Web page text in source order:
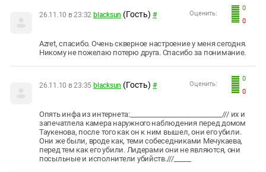
0
0
Оценить:
26.11.10 в 23:32 blacksun (Гость) #
Azret, спасибо. Очень скверное настроение у меня сегодня.
Никому не пожелаю потерю друга. Спасибо за понимание.
0
0
Оценить:
26.11.10 в 23:35 blacksun (Гость) #
Опять инфа из интернета:___________________________/// их и
запечатлела камера наружного наблюдения перед домом
Таукенова, после того как он к ним вышел, они его убили.
Они же были, вроде как, теми собеседниками Мечукаева,
перед тем как его убили. Лидерами они не являются, они
посыльные и исполнители убийств.///_____